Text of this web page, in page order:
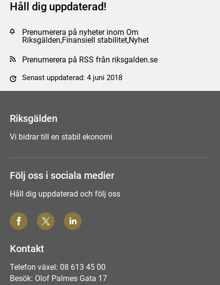
Håll dig uppdaterad!
Prenumerera på nyheter inom Om
Riksgälden,Finansiell stabilitet,Nyhet
Prenumerera på RSS från riksgalden.se
Senast uppdaterad: 4 juni 2018
Riksgälden
Vi bidrar till en stabil ekonomi
Följ oss i sociala medier
Håll dig uppdaterad och följ oss
Kontakt
Telefon växel: 08 613 45 00
Besök: Olof Palmes Gata 17